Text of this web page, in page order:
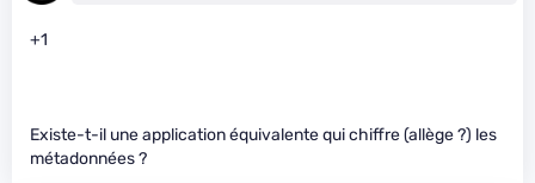
+1
Existe-t-il une application équivalente qui chiffre (allège ?) les
métadonnées ?